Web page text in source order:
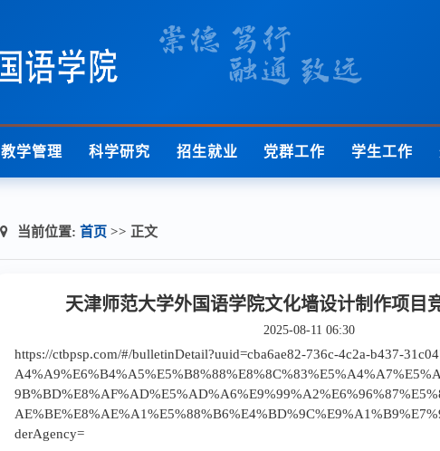
教学管理 科学研究 招生就业 党群工作 学生工作
当前位置: 首页 >> 正文
天津师范大学外国语学院文化墙设计制作项目
2025-08-11 06:30
https://ctbpsp.com/#/bulletinDetail?uuid=cba6ae82-736c-4c2a-b437-
derAgency=